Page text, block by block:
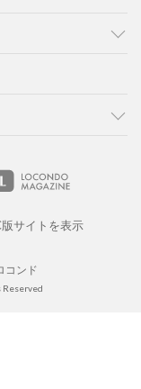
版サイトを表示
コンド
Reserved